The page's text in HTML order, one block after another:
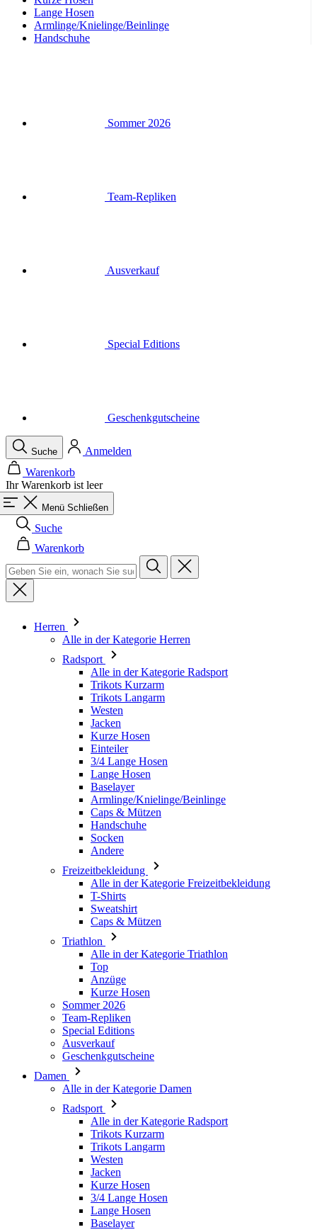
Ihr Warenkorb ist leer
Menü Schließen
Suche
Warenkorb
Herren
Alle in der Kategorie Herren
Trikots Langarm
Westen
Jacken
Kurze Hosen
Einteiler
3/4 Lange Hosen
Lange Hosen
Baselayer
Armlinge/Knielinge/Beinlinge
Caps & Mützen
Handschuhe
Socken
Andere
Freizeitbekleidung
Alle in der Kategorie Freizeitbekleidung
T-Shirts
Sweatshirt
Caps & Mützen
Triathlon
Alle in der Kategorie Triathlon
Top
Anzüge
Kurze Hosen
Sommer 2026
Team-Repliken
Special Editions
Ausverkauf
Geschenkgutscheine
Damen
Alle in der Kategorie Damen
Radsport
Alle in der Kategorie Radsport
Trikots Langarm
Westen
Jacken
Kurze Hosen
3/4 Lange Hosen
Lange Hosen
Baselayer
Armlinge/Knielinge/Beinlinge
Caps & Mützen
Handschuhe
Socken
Andere